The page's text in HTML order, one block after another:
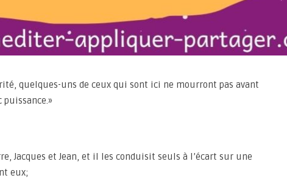
quelques-uns de ceux qui sont ici ne mourront pas avant
puissance.»
Jacques et Jean, et il les conduisit seuls à l’écart sur une
eux;